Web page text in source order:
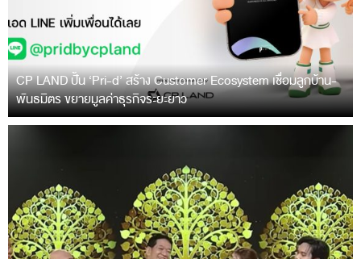
CP LAND ปั้น ‘Pri-d’ สร้าง Customer Ecosystem เชื่อมลูกบ้าน-
พันธมิตร ขยายมูลค่าธุรกิจระยะยาว